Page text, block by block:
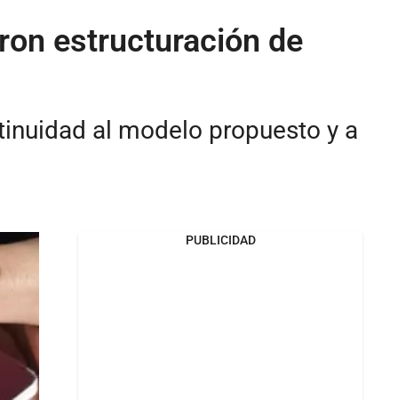
estructuración de
al modelo propuesto y a
PUBLICIDAD